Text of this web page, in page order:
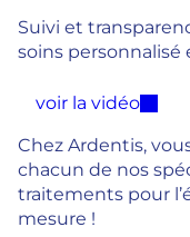
Suivi et
soins personnalisé
voir la vidéo
Chez Ardentis,
chacun de nos
traitements pour
mesure !